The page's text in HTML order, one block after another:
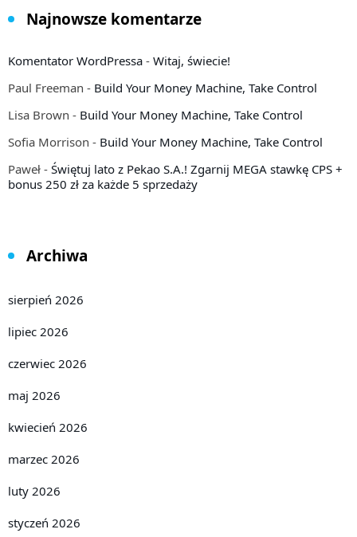
Najnowsze komentarze
Komentator WordPressa - Witaj, świecie!
Paul Freeman - Build Your Money Machine, Take Control
Lisa Brown - Build Your Money Machine, Take Control
Sofia Morrison - Build Your Money Machine, Take Control
Paweł - Świętuj lato z Pekao S.A.! Zgarnij MEGA stawkę CPS +
bonus 250 zł za każde 5 sprzedaży
Archiwa
sierpień 2026
lipiec 2026
czerwiec 2026
maj 2026
kwiecień 2026
marzec 2026
luty 2026
styczeń 2026